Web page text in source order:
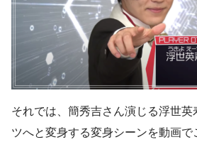
それでは、簡秀吉さん演じる浮世
ツへと変身する変身シーンを動画で